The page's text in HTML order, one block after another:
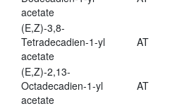
acetate
(E,Z)-3,8-
Tetradecadien-1-yl
acetate
AT
(E,Z)-2,13-
Octadecadien-1-yl
acetate
AT